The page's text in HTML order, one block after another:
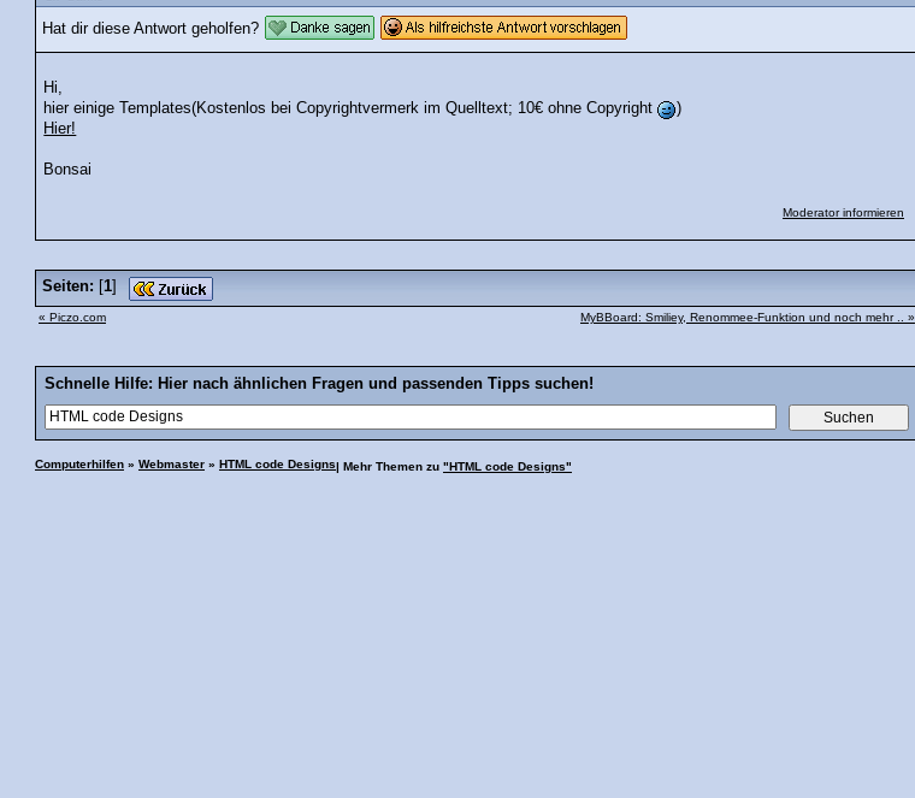
Hat dir diese Antwort geholfen?
Hi,
hier einige Templates(Kostenlos bei Copyrightvermerk im Quelltext; 10€ ohne Copyright
)
Hier!
Bonsai
Moderator informieren
Seiten: [1]
« Piczo.com MyBBoard: Smiliey, Renommee-Funktion und noch mehr .. »
Schnelle Hilfe: Hier nach ähnlichen Fragen und passenden Tipps suchen!
Computerhilfen » Webmaster » HTML code Designs| Mehr Themen zu "HTML code Designs"